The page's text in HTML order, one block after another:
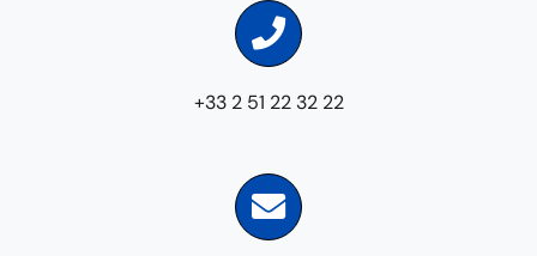
+33 2 51 22 32 22